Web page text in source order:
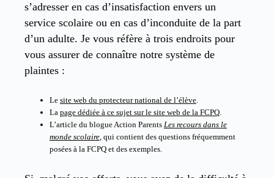
s’adresser en cas d’insatisfaction envers un
service scolaire ou en cas d’inconduite de la part
d’un adulte. Je vous réfère à trois endroits pour
vous assurer de connaître notre système de
plaintes :
Le site web du protecteur national de l’élève.
La page dédiée à ce sujet sur le site web de la FCPQ.
L’article du blogue Action Parents Les recours dans le
monde scolaire, qui contient des questions fréquemment
posées à la FCPQ et des exemples.